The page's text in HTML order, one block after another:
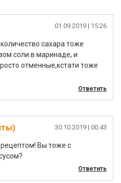
01.09.2019 | 15:26
сахара тоже
соли в маринаде, и
отменные,кстати тоже
Ответить
30.10.2019 | 00:43
Вы тоже с
Ответить